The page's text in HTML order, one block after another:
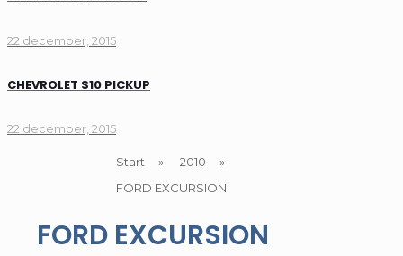
22 december, 2015
CHEVROLET S10 PICKUP
22 december, 2015
Start » 2010
»
FORD EXCURSION
FORD EXCURSION